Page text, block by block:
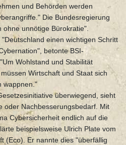
und Behörden werden
Die Bundesregierung
ohne unnötige Bürokratie".
einen wichtigen Schritt
betonte BSI-
Wohlstand und Stabilität
Wirtschaft und Staat sich
wappnen."
überwiegend, sieht
oder Nachbesserungsbedarf. Mit
Cybersicherheit endlich auf die
beispielsweise Ulrich Plate vom
(Eco). Er nannte dies "überfällig